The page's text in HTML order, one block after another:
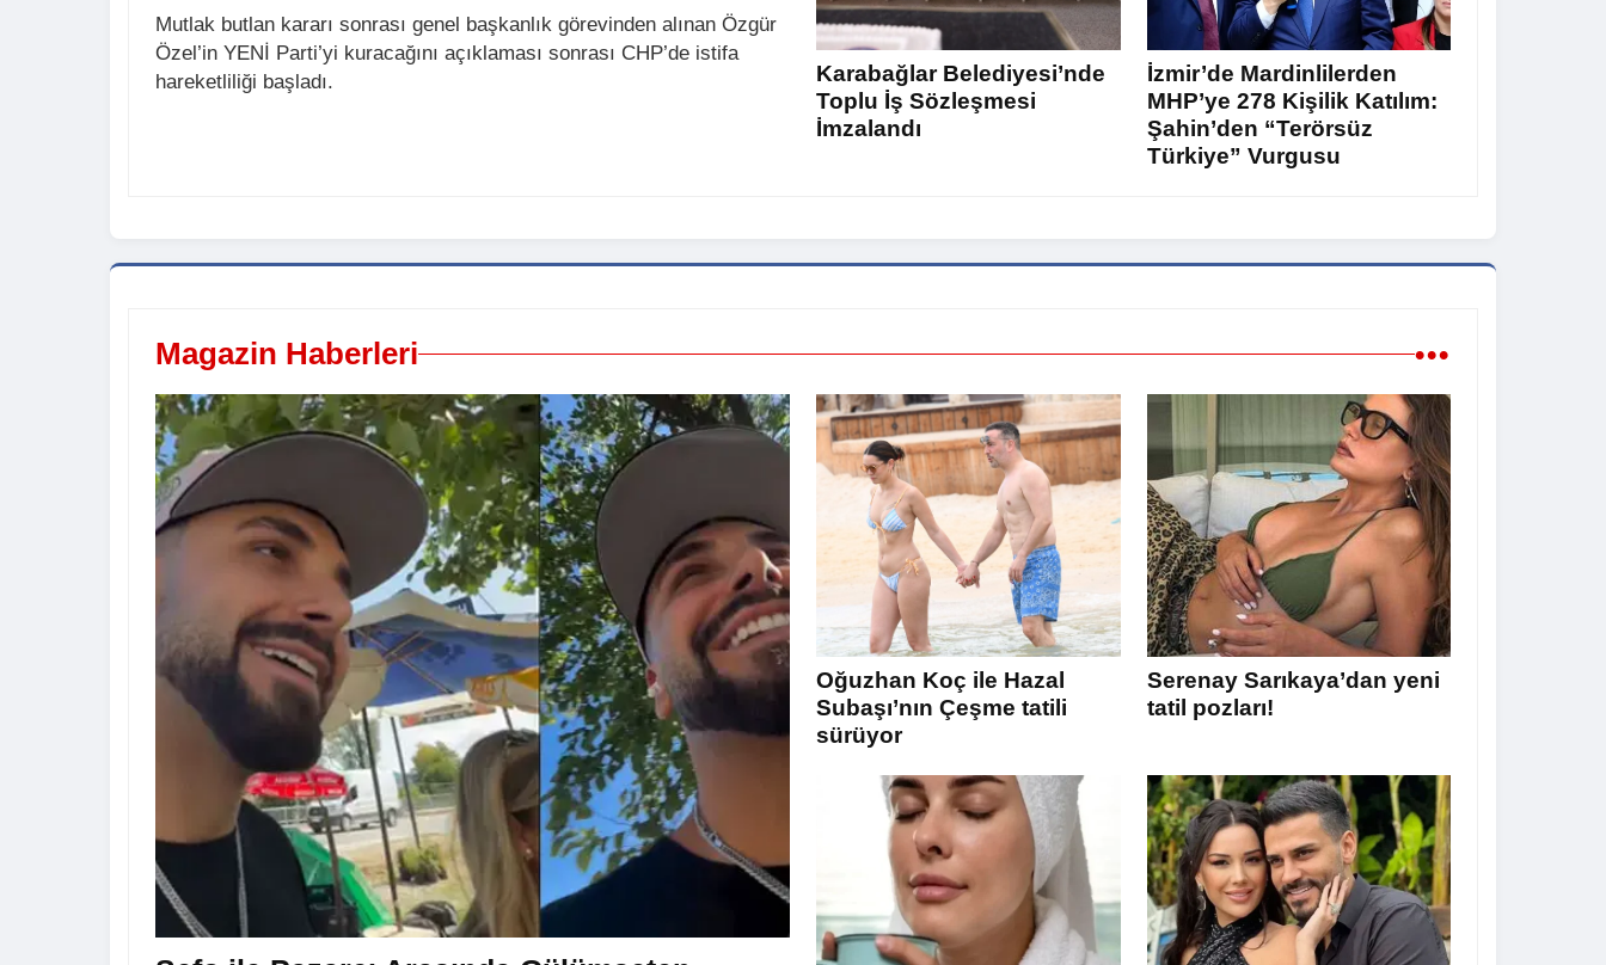
Mutlak butlan kararı sonrası genel başkanlık görevinden alınan Özgür
Özel’in YENİ Parti’yi kuracağını açıklaması sonrası CHP’de istifa
hareketliliği başladı.
Karabağlar Belediyesi’nde
Toplu İş Sözleşmesi
İmzalandı
İzmir’de Mardinlilerden
MHP’ye 278 Kişilik Katılım:
Şahin’den “Terörsüz
Türkiye” Vurgusu
Magazin Haberleri •••
Oğuzhan Koç ile Hazal
Subaşı’nın Çeşme tatili
sürüyor
Serenay Sarıkaya’dan yeni
tatil pozları!